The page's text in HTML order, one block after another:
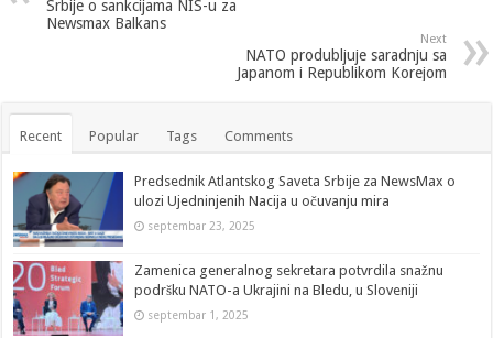
Srbije o sankcijama NIS-u za
Newsmax Balkans
Next
NATO produbljuje saradnju sa
Japanom i Republikom Korejom
Recent Popular Tags Comments
Predsednik Atlantskog Saveta Srbije za NewsMax o
ulozi Ujedninjenih Nacija u očuvanju mira
septembar 23, 2025
Zamenica generalnog sekretara potvrdila snažnu
podršku NATO-a Ukrajini na Bledu, u Sloveniji
septembar 1, 2025